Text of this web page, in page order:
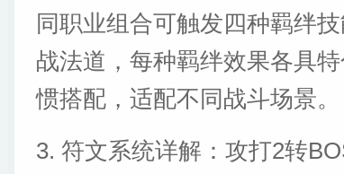
同职业组合可触发四种羁绊
战法道，每种羁绊效果各具
惯搭配，适配不同战斗场景。
3. 符文系统详解：攻打2转